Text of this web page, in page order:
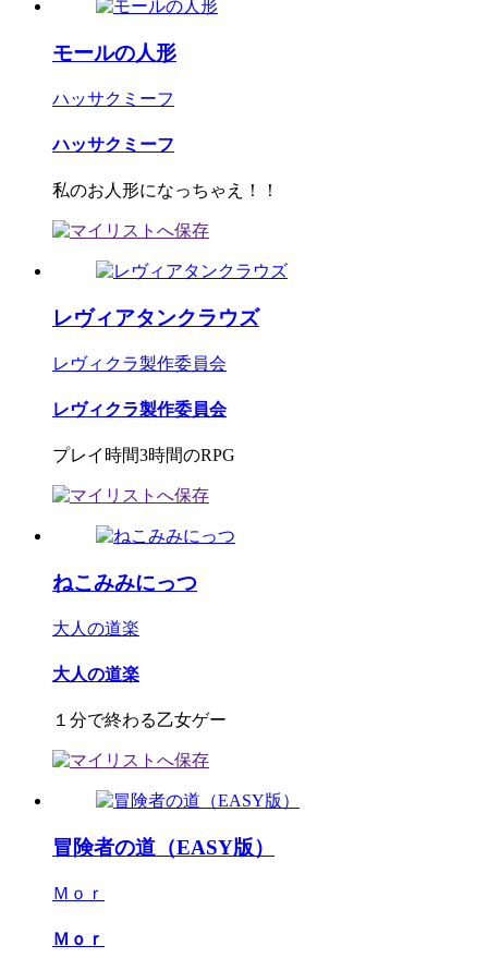
モールの人形
ハッサクミーフ
ハッサクミーフ
私のお人形になっちゃえ！！
レヴィアタンクラウズ
レヴィクラ製作委員会
レヴィクラ製作委員会
プレイ時間3時間のRPG
ねこみみにっつ
大人の道楽
大人の道楽
１分で終わる乙女ゲー
冒険者の道（EASY版）
Ｍｏｒ
Ｍｏｒ